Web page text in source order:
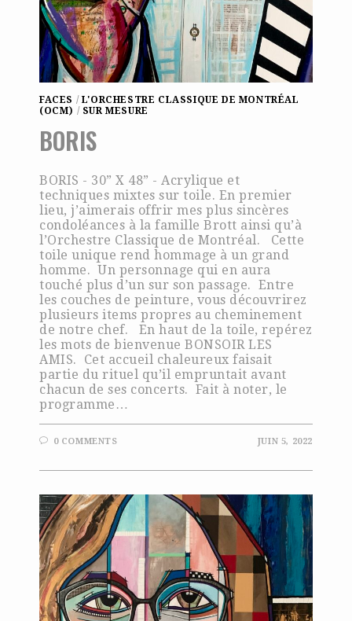
FACES /L'ORCHESTRE CLASSIQUE DE MONTRÉAL
(OCM) / SUR MESURE
BORIS
BORIS - 30” X 48” - Acrylique et
techniques mixtes sur toile. En premier
lieu, j’aimerais offrir mes plus sincères
condoléances à la famille Brott ainsi qu’à
l’Orchestre Classique de Montréal. Cette
toile unique rend hommage à un grand
homme. Un personnage qui en aura
touché plus d’un sur son passage. Entre
les couches de peinture, vous découvrirez
plusieurs items propres au cheminement
de notre chef. En haut de la toile, repérez
les mots de bienvenue BONSOIR LES
AMIS. Cet accueil chaleureux faisait
partie du rituel qu’il empruntait avant
chacun de ses concerts. Fait à noter, le
programme…
0 COMMENTS JUIN 5, 2022